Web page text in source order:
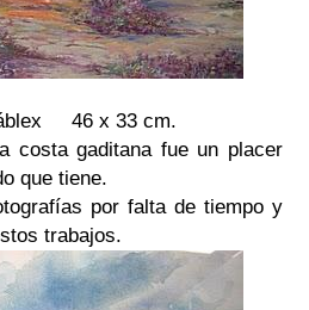
46 x 33 cm.
costa gaditana fue un placer
que tiene.
por falta de tiempo y
trabajos.